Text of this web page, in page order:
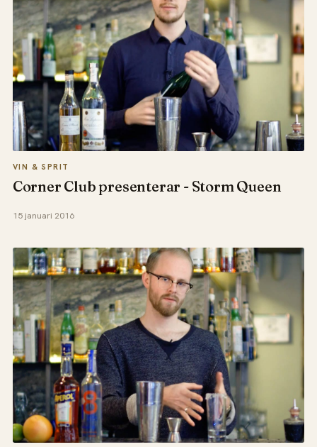
VIN & SPRIT
Corner Club presenterar - Storm Queen
15 januari 2016